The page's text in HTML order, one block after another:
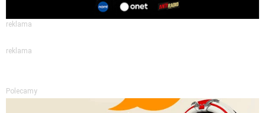
reklama
reklama
Polecamy